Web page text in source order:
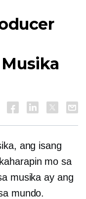
ang isang
mo sa
musika ay ang
mundo.